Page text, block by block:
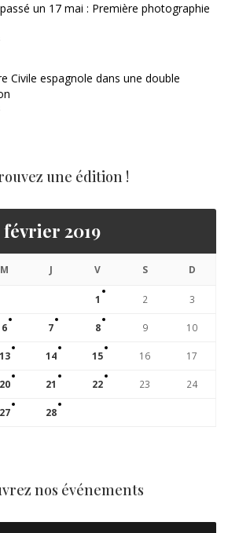
passé un 17 mai : Première photographie
Civile espagnole dans une double
une édition !
février 2019
M J V S D
1 2 3
6 7 8 9 10
13 14 15 16 17
20 21 22 23 24
27 28
nos événements